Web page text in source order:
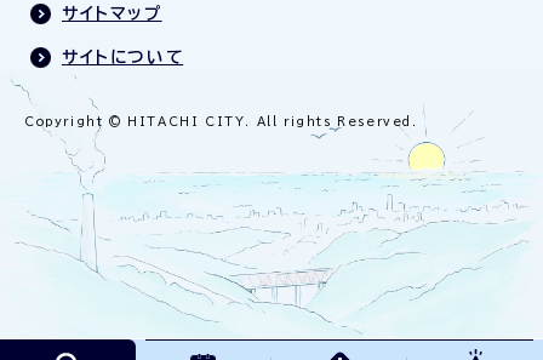
サイトマップ
サイトについて
Copyright © HITACHI CITY. All rights Reserved.